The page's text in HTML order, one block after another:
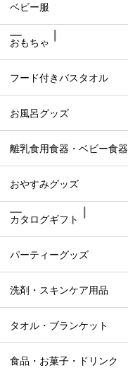
ベビー服
おもちゃ
フード付きバスタオル
お風呂グッズ
離乳食用食器・ベビー食器
おやすみグッズ
カタログギフト
パーティーグッズ
洗剤・スキンケア用品
タオル・ブランケット
食品・お菓子・ドリンク